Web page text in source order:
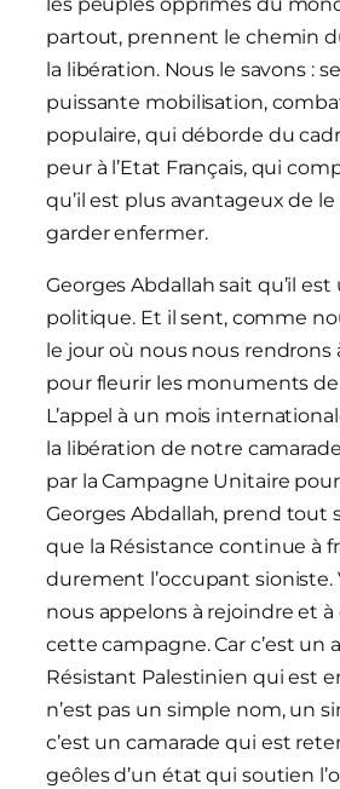
partout, prennent le chemin
la libération. Nous le savons :
puissante mobilisation,
populaire, qui déborde du
peur à l’Etat Français, qui
qu’il est plus avantageux de
garder enfermer.
Georges Abdallah sait qu’il
politique. Et il sent, comme
le jour où nous nous rendrons
pour fleurir les monuments
L’appel à un mois
la libération de notre
par la Campagne Unitaire
Georges Abdallah, prend tout
que la Résistance continue à
durement l’occupant sioniste.
nous appelons à rejoindre et
cette campagne. Car c’est un
Résistant Palestinien qui est
n’est pas un simple nom, un
c’est un camarade qui est
geôles d’un état qui soutien